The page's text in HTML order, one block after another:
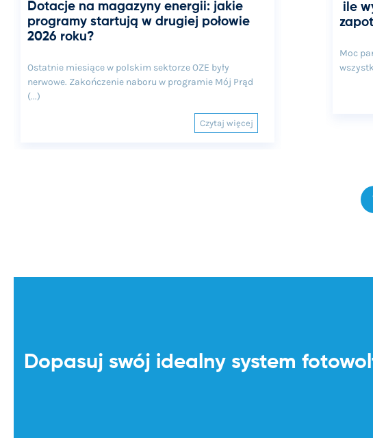
Dotacje na magazyny energii: jakie
programy startują w drugiej połowie
2026 roku?
Ostatnie miesiące w polskim sektorze OZE były
nerwowe. Zakończenie naboru w programie Mój Prąd
(...)
Czytaj więcej
ile
Moc
Dopasuj swój idealny system